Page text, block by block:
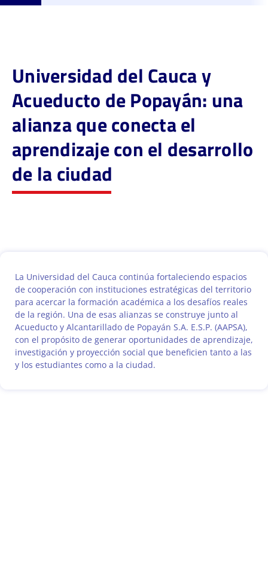
Universidad del Cauca y
Acueducto de Popayán: una
alianza que conecta el
aprendizaje con el desarrollo
de la ciudad
La Universidad del Cauca continúa fortaleciendo espacios
de cooperación con instituciones estratégicas del territorio
para acercar la formación académica a los desafíos reales
de la región. Una de esas alianzas se construye junto al
Acueducto y Alcantarillado de Popayán S.A. E.S.P. (AAPSA),
con el propósito de generar oportunidades de aprendizaje,
investigación y proyección social que beneficien tanto a las
y los estudiantes como a la ciudad.